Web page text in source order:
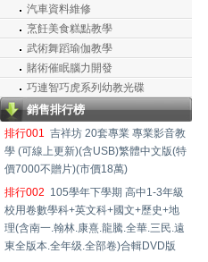
汽車資料維修
烹飪美食糕點教學
武術舞蹈瑜伽教學
賭術催眠腦力開發
巧連智巧虎系列幼教光碟
銷售排行榜
排行001 吉祥坊 20套專業 專業影音教
學 (可線上更新)(含USB)繁體中文版(特
價7000不贈片)(市價18萬)
排行002 105學年下學期 高中1-3年級
校用卷數學科+英文科+國文+歷史+地
理(含南一.翰林.康熹.龍騰.全華.三民.遠
東全版本.全年级.全部卷)合輯DVD版